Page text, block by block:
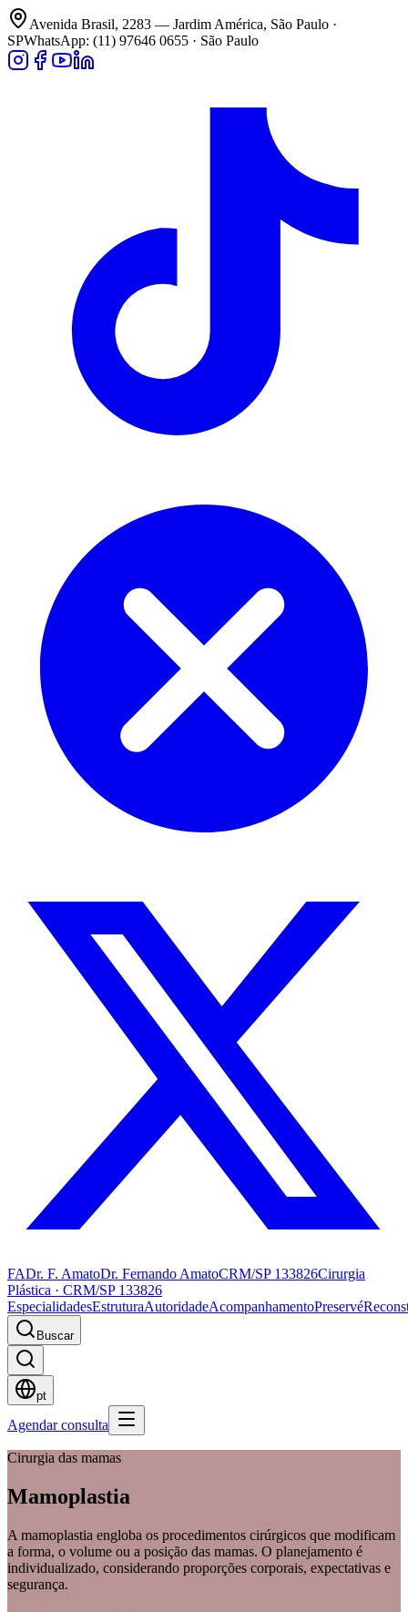
Avenida Brasil, 2283 — Jardim América, São Paulo ·
SPWhatsApp: (11) 97646 0655 · São Paulo
FADr. F. AmatoDr. Fernando AmatoCRM/SP 133826Cirurgia
Plástica · CRM/SP 133826
EspecialidadesEstruturaAutoridadeAcompanhamentoPreservé
Buscar
pt
Agendar consulta
Cirurgia das mamas
Mamoplastia
A mamoplastia engloba os procedimentos cirúrgicos que modificam
a forma, o volume ou a posição das mamas. O planejamento é
individualizado, considerando proporções corporais, expectativas e
segurança.